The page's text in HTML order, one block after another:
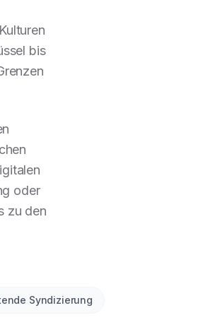
bis
oder
zu den
Syndizierung